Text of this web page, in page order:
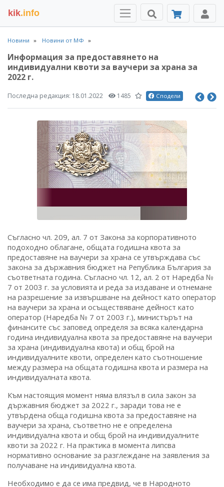
kik.info
Новини Новини от МФ
Информация за предоставянето на
индивидуални квоти за ваучери за храна за
2022 г.
Последна редакция: 18.01.2022 1485 Сподели
Съгласно чл. 209, ал. 7 от Закона за корпоративното
подоходно облагане, общата годишна квота за
предоставяне на ваучери за храна се утвърждава със
закона за държавния бюджет на Република България за
съответната година. Съгласно чл. 12, ал. 2 от Наредба №
7 от 2003 г. за условията и реда за издаване и отнемане
на разрешение за извършване на дейност като оператор
на ваучери за храна и осъществяване дейност като
оператор (Наредба № 7 от 2003 г.), министърът на
финансите със заповед определя за всяка календарна
година индивидуална квота за предоставяне на ваучери
за храна (индивидуална квота) и общ брой на
индивидуалните квоти, определен като съотношение
между размера на общата годишна квота и размера на
индивидуалната квота.
Към настоящия момент няма влязъл в сила закон за
държавния бюджет за 2022 г., заради това не е
утвърдена обща годишна квота за предоставяне на
ваучери за храна, съответно не е определена
индивидуална квота и общ брой на индивидуалните
квоти за 2022 г. На практика в момента липсва
нормативно основание за разглеждане на заявления за
получаване на индивидуална квота.
Необходимо е да се има предвид, че в Народното